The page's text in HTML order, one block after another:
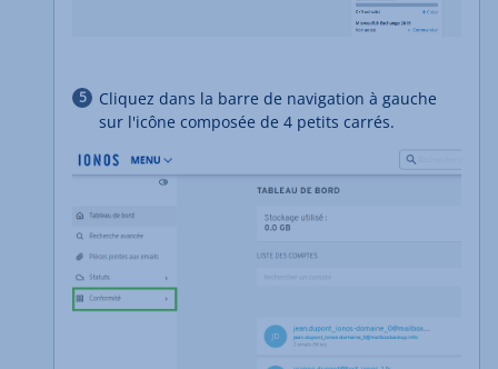
Cliquez dans la barre de navigation à gauche
sur l'icône composée de 4 petits carrés.